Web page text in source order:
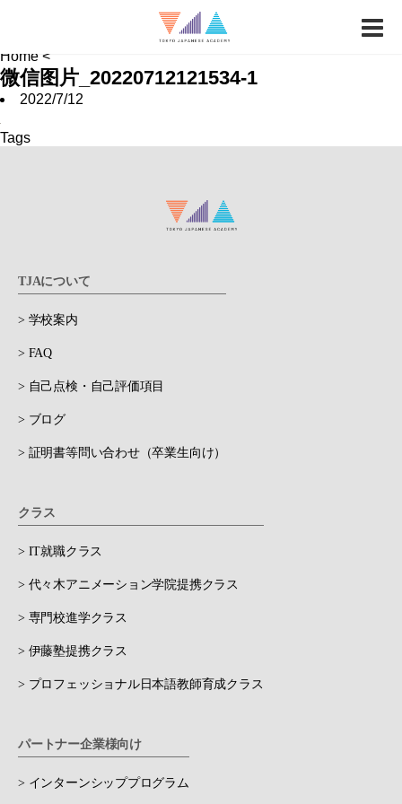
Home <
微信图片_20220712121534-1
2022/7/12
Tags
TJAについて
> 学校案内
> FAQ
> 自己点検・自己評価項目
> ブログ
> 証明書等問い合わせ（卒業生向け）
クラス
> IT就職クラス
> 代々木アニメーション学院提携クラス
> 専門校進学クラス
> 伊藤塾提携クラス
> プロフェッショナル日本語教師育成クラス
パートナー企業様向け
> インターンシッププログラム